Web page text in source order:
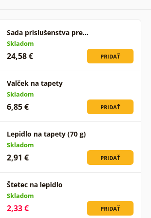
Sada príslušenstva pre…
Skladom
24,58 € PRIDAŤ
Valček na tapety
Skladom
6,85 € PRIDAŤ
Lepidlo na tapety (70 g)
Skladom
2,91 € PRIDAŤ
Štetec na lepidlo
Skladom
2,33 € PRIDAŤ